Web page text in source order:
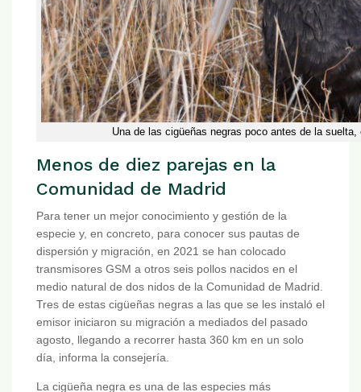
Una de las cigüeñas negras poco antes de la
Menos de diez parejas en la
Comunidad de Madrid
Para tener un mejor conocimiento y gestión de la
especie y, en concreto, para conocer sus pautas de
dispersión y migración, en 2021 se han colocado
transmisores GSM a otros seis pollos nacidos en el
medio natural de dos nidos de la Comunidad de Madrid.
Tres de estas cigüeñas negras a las que se les instaló el
emisor iniciaron su migración a mediados del pasado
agosto, llegando a recorrer hasta 360 km en un solo
día, informa la consejería.
La cigüeña negra es una de las especies más